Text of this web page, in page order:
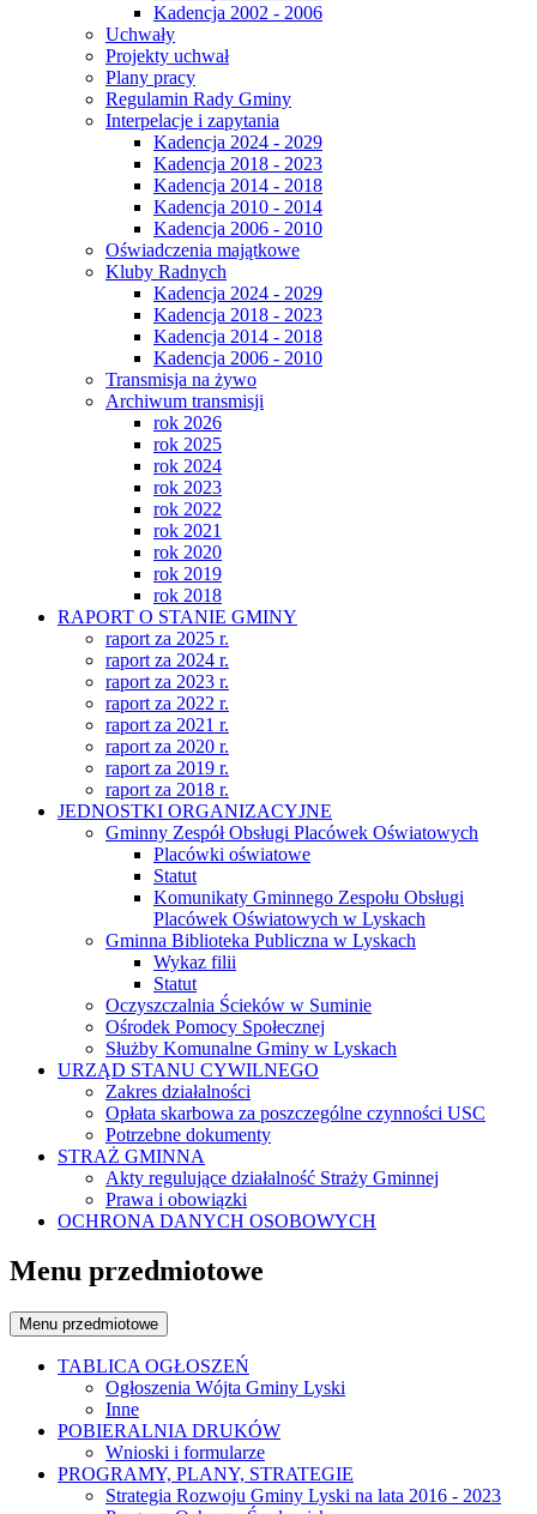
Kadencja 2002 - 2006
Uchwały
Projekty uchwał
Plany pracy
Regulamin Rady Gminy
Interpelacje i zapytania
Kadencja 2024 - 2029
Kadencja 2018 - 2023
Kadencja 2014 - 2018
Kadencja 2010 - 2014
Kadencja 2006 - 2010
Oświadczenia majątkowe
Kluby Radnych
Kadencja 2024 - 2029
Kadencja 2018 - 2023
Kadencja 2014 - 2018
Kadencja 2006 - 2010
Transmisja na żywo
Archiwum transmisji
rok 2026
rok 2025
rok 2024
rok 2023
rok 2022
rok 2021
rok 2020
rok 2019
rok 2018
RAPORT O STANIE GMINY
raport za 2025 r.
raport za 2024 r.
raport za 2023 r.
raport za 2022 r.
raport za 2021 r.
raport za 2020 r.
raport za 2019 r.
raport za 2018 r.
JEDNOSTKI ORGANIZACYJNE
Gminny Zespół Obsługi Placówek Oświatowych
Placówki oświatowe
Statut
Komunikaty Gminnego Zespołu Obsługi
Placówek Oświatowych w Lyskach
Gminna Biblioteka Publiczna w Lyskach
Wykaz filii
Statut
Oczyszczalnia Ścieków w Suminie
Ośrodek Pomocy Społecznej
Służby Komunalne Gminy w Lyskach
URZĄD STANU CYWILNEGO
Zakres działalności
Opłata skarbowa za poszczególne czynności USC
Potrzebne dokumenty
STRAŻ GMINNA
Akty regulujące działalność Straży Gminnej
Prawa i obowiązki
OCHRONA DANYCH OSOBOWYCH
Menu przedmiotowe
Menu przedmiotowe
TABLICA OGŁOSZEŃ
Ogłoszenia Wójta Gminy Lyski
Inne
POBIERALNIA DRUKÓW
Wnioski i formularze
PROGRAMY, PLANY, STRATEGIE
Strategia Rozwoju Gminy Lyski na lata 2016 - 2023